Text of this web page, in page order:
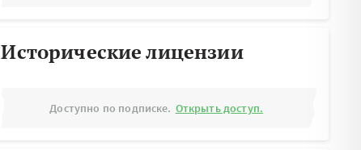
Исторические лицензии
Доступно по подписке. Открыть доступ.